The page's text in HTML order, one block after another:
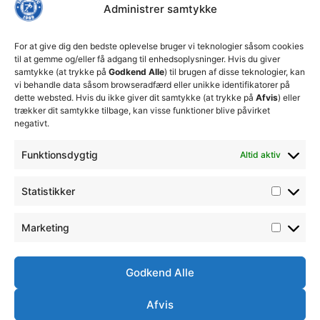
Administrer samtykke
For at give dig den bedste oplevelse bruger vi teknologier såsom cookies
til at gemme og/eller få adgang til enhedsoplysninger. Hvis du giver
samtykke (at trykke på Godkend Alle) til brugen af disse teknologier, kan
vi behandle data såsom browseradfærd eller unikke identifikatorer på
dette websted. Hvis du ikke giver dit samtykke (at trykke på Afvis) eller
trækker dit samtykke tilbage, kan visse funktioner blive påvirket
negativt.
Funktionsdygtig Altid aktiv
Statistikker
Marketing
Godkend Alle
Afvis
økonomiske
beslutninger
for at
sikre
klubbens
DBU
Thisted
13. juli 2026